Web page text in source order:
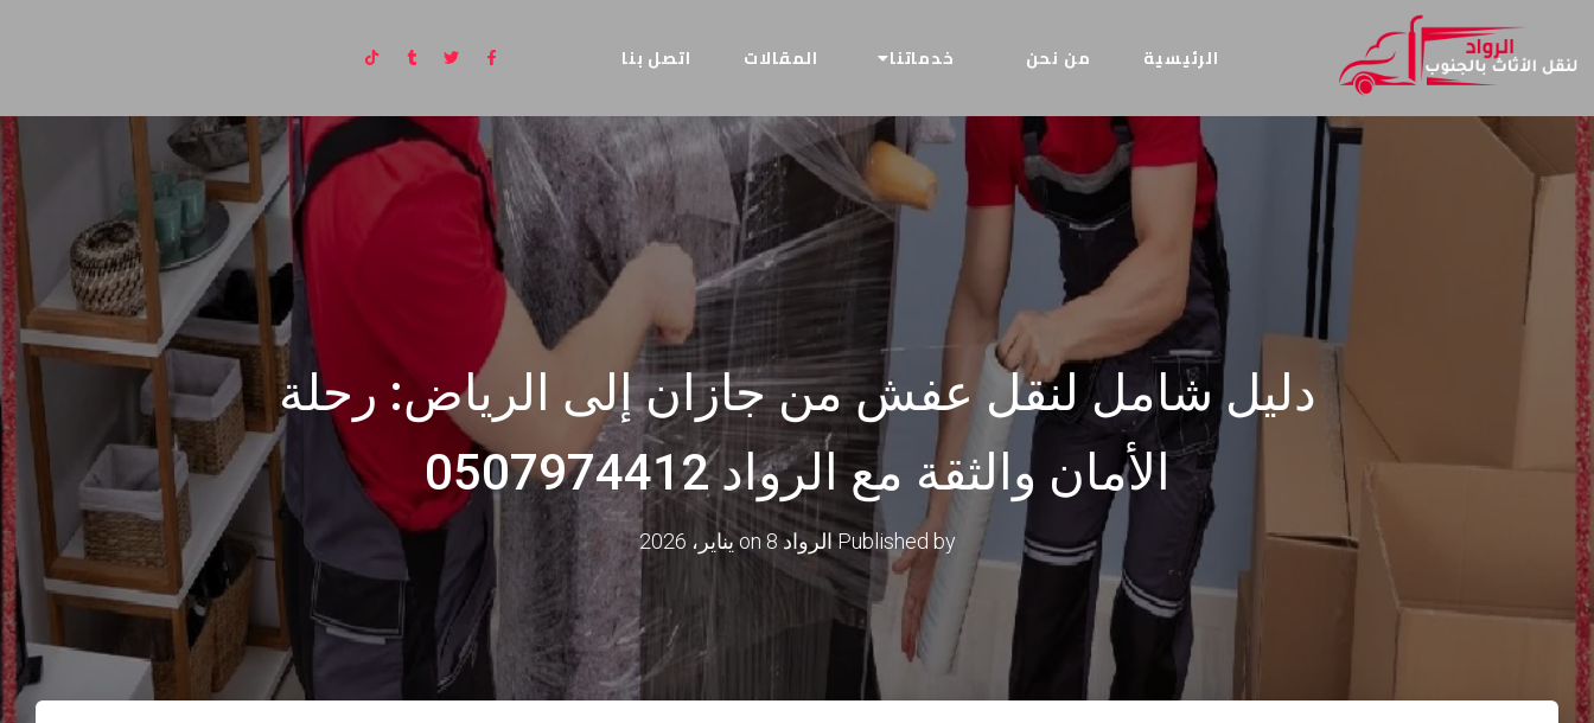
الرئيسية من نحن خدماتنا المقالات اتصل بنا
دليل شامل لنقل عفش من جازان إلى الرياض: رحلة
الأمان والثقة مع الرواد 0507974412
Published by الروادon8 يناير، 2026